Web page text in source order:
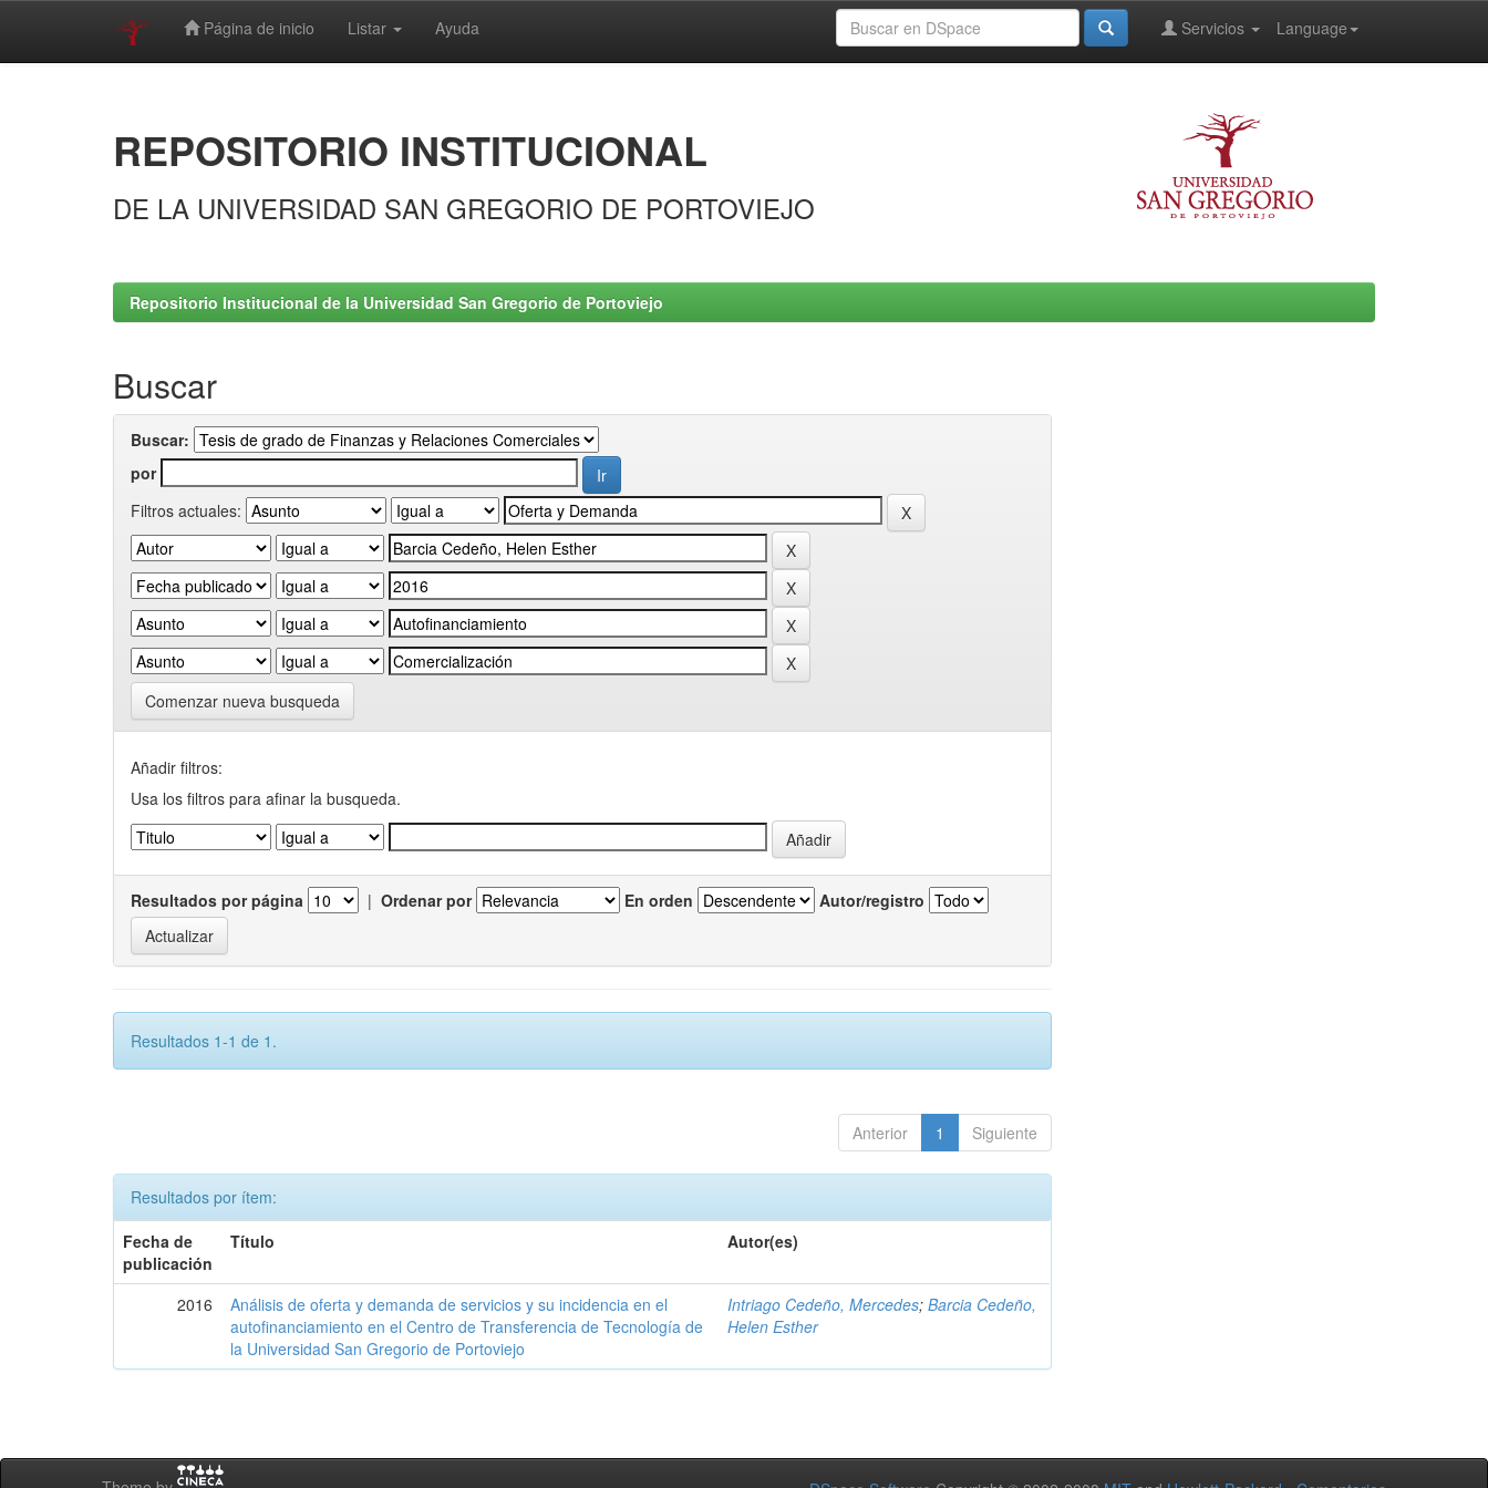
Página de inicio Listar Ayuda Language
Servicios
REPOSITORIO INSTITUCIONAL
DE LA UNIVERSIDAD SAN GREGORIO DE PORTOVIEJO
Repositorio Institucional de la Universidad San Gregorio de Portoviejo
Buscar
Buscar:
por
Filtros actuales:
Comenzar nueva busqueda
Añadir filtros:
Usa los filtros para afinar la busqueda.
Resultados por página | Ordenar por En orden Autor/registro
Resultados 1-1 de 1.
Anterior 1 Siguiente
Resultados por ítem:
Fecha de
publicación
Título Autor(es)
2016
Análisis de oferta y demanda de servicios y su incidencia en el
autofinanciamiento en el Centro de Transferencia de Tecnología de
la Universidad San Gregorio de Portoviejo
Intriago Cedeño, Mercedes;Barcia Cedeño,
Helen Esther